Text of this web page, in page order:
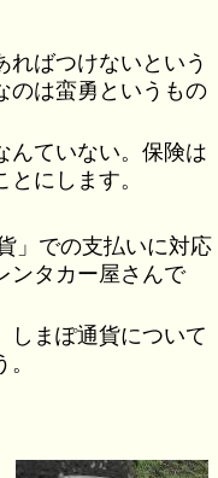
ればつけないという
は蛮勇というもの
んていない。保険は
にします。
」での支払いに対応
ンタカー屋さんで
しまぽ通貨について